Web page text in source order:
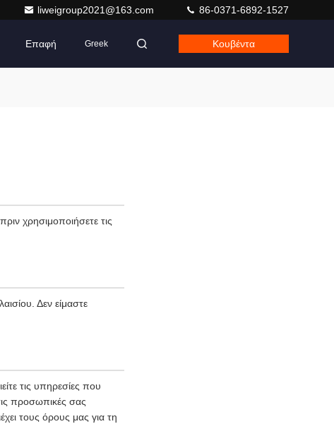
liweigroup2021@163.com 86-0371-6892-1527
Επαφή Greek Κουβέντα
χρησιμοποιήσετε τις
Δεν είμαστε
τις υπηρεσίες που
προσωπικές σας
τους όρους μας για τη